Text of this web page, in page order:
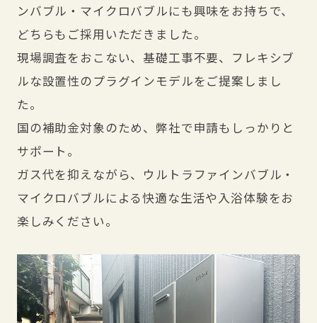
ンバブル・マイクロバブルにも興味をお持ちで、
どちらもご採用いただきました。
現場調査をおこない、基礎工事不要、フレキシブ
ルな設置性のプラグインモデルをご提案しまし
た。
国の補助金対象のため、弊社で申請もしっかりと
サポート。
ガス代を抑えながら、ウルトラファインバブル・
マイクロバブルによる快適な生活や入浴体験をお
楽しみください。